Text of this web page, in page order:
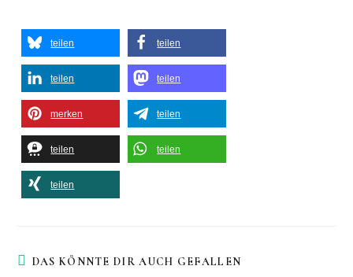
teilen teilen
teilen teilen
merken teilen
teilen teilen
teilen
DAS KÖNNTE DIR AUCH GEFALLEN